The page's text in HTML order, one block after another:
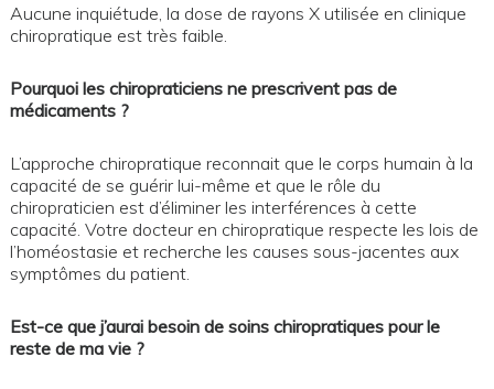
Aucune inquiétude, la dose de rayons X utilisée en clinique
chiropratique est très faible.
Pourquoi les chiropraticiens ne prescrivent pas de
médicaments ?
L’approche chiropratique reconnait que le corps humain à la
capacité de se guérir lui-même et que le rôle du
chiropraticien est d’éliminer les interférences à cette
capacité. Votre docteur en chiropratique respecte les lois de
l’homéostasie et recherche les causes sous-jacentes aux
symptômes du patient.
Est-ce que j’aurai besoin de soins chiropratiques pour le
reste de ma vie ?